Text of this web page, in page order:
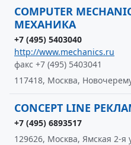
COMPUTER
МЕХАНИКА
+7 (495) 5403040
http://www.mechanics.ru
факс +7 (495) 5403041
117418, Москва,
CONCEPT LINE
+7 (495) 6893517
129626, Москва, Ямская 2-я